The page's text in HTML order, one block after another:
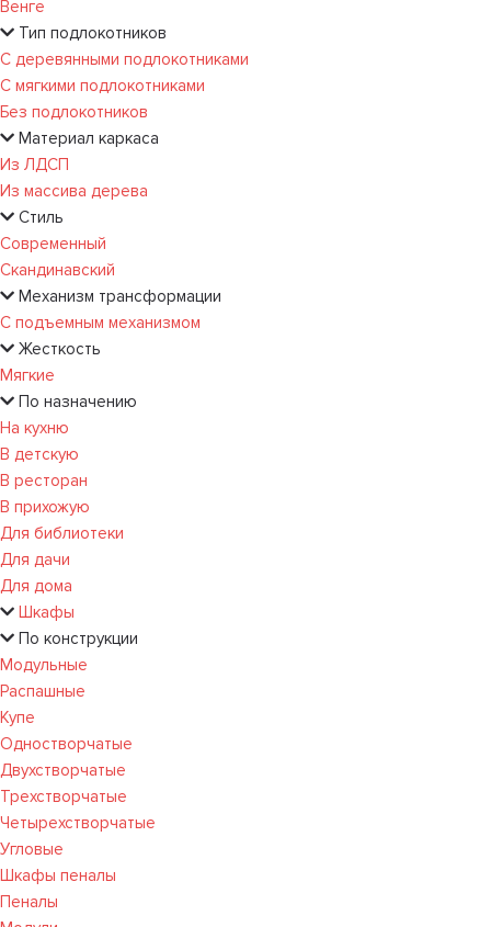
Венге
Тип подлокотников
С деревянными подлокотниками
С мягкими подлокотниками
Без подлокотников
Материал каркаса
Из ЛДСП
Из массива дерева
Стиль
Современный
Скандинавский
Механизм трансформации
С подъемным механизмом
Жесткость
Мягкие
По назначению
На кухню
В детскую
В ресторан
В прихожую
Для библиотеки
Для дачи
Для дома
Шкафы
По конструкции
Модульные
Распашные
Купе
Одностворчатые
Двухстворчатые
Трехстворчатые
Четырехстворчатые
Угловые
Шкафы пеналы
Пеналы